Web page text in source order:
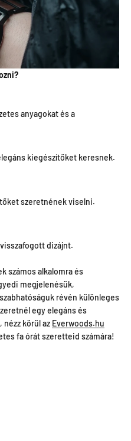
anyagokat és a
kiegészítőket keresnek.
szeretnének viselni.
dizájnt.
számos alkalomra és
megjelenésük,
révén különleges
egy elegáns és
körül az Everwoods.hu
fa órát szeretteid számára!